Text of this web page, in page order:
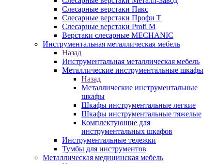
Слесарные верстаки Пакс
Слесарные верстаки Профи Т
Слесарные верстаки Profi M
Верстаки слесарные MECHANIC
Инструментальная металлическая мебель
Назад
Инструментальная металлическая мебель
Металлические инструментальные шкафы
Назад
Металлические инструментальные
шкафы
Шкафы инструментальные легкие
Шкафы инструментальные тяжелые
Комплектующие для
инструментальных шкафов
Инструментальные тележки
Тумбы для инструментов
Металлическая медицинская мебель